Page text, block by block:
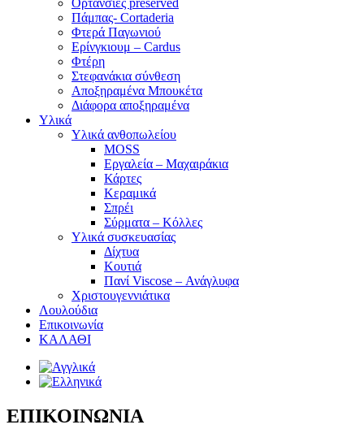
Πάμπας- Cortaderia
Φτερά Παγωνιού
Ερίνγκιουμ – Cardus
Φτέρη
Στεφανάκια σύνθεση
Αποξηραμένα Μπουκέτα
Διάφορα αποξηραμένα
Υλικά
Υλικά ανθοπωλείου
MOSS
Εργαλεία – Μαχαιράκια
Κάρτες
Κεραμικά
Σπρέι
Σύρματα – Κόλλες
Υλικά συσκευασίας
Δίχτυα
Κουτιά
Πανί Viscose – Ανάγλυφα
Χριστουγεννιάτικα
Λουλούδια
Επικοινωνία
ΚΑΛΑΘΙ
ΕΠΙΚΟΙΝΩΝΙΑ